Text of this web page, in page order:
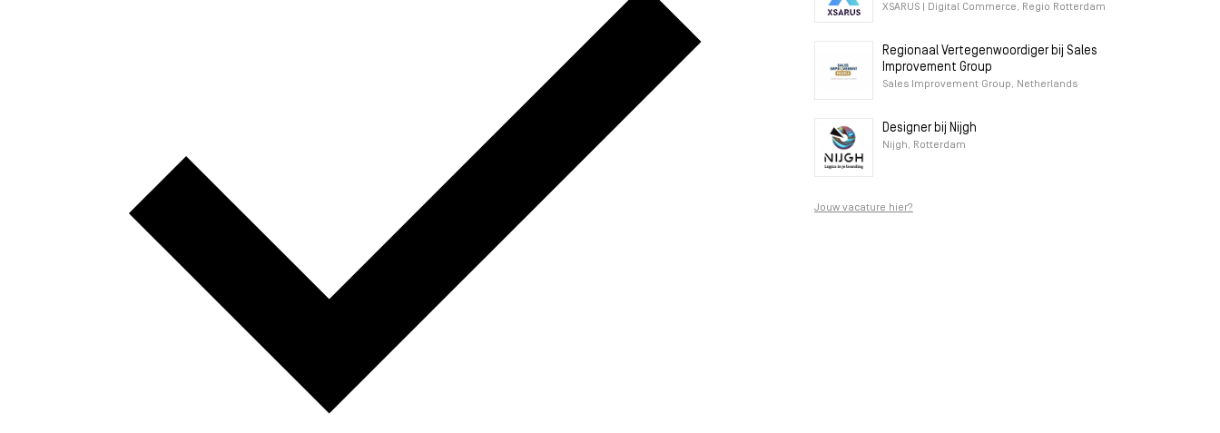
XSARUS | Digital Commerce, Regio Rotterdam
Regionaal Vertegenwoordiger bij Sales
Improvement Group
Sales Improvement Group, Netherlands
Designer bij Nijgh
Nijgh, Rotterdam
Jouw vacature hier?